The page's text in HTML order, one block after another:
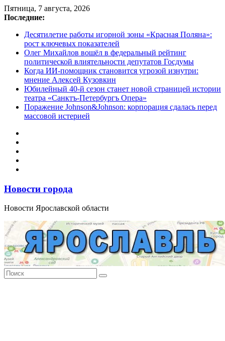
Перейти
к
Пятница, 7 августа, 2026
Последние:
Десятилетие работы игорной зоны «Красная Поляна»:
рост ключевых показателей
Олег Михайлов вошёл в федеральный рейтинг
политической влиятельности депутатов Госдумы
Когда ИИ-помощник становится угрозой изнутри:
мнение Алексей Кузовкин
Юбилейный 40-й сезон станет новой страницей истории
театра «Санктъ-Петербургъ Опера»
Поражение Johnson&Johnson: корпорация сдалась перед
массовой истерией
Новости города
Новости Ярославской области